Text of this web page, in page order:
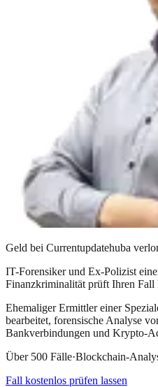
Geld bei Currentupdatehuba
IT-Forensiker und Ex-Polizist
Finanzkriminalität prüft Ihren Fall
Ehemaliger Ermittler einer
bearbeitet, forensische Analyse
Bankverbindungen und Krypto-
Über 500 Fälle·Blockchain-
Fall kostenlos prüfen lassen